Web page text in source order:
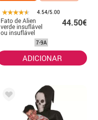
4.54/5.00
Fato de Alien
verde insuflável
ou insuflável
44.50€
7-9A
ADICIONAR